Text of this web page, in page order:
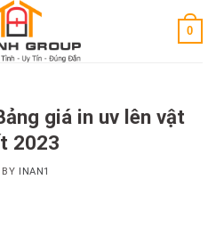
0
giá in uv lên vật
2023
BY INAN1